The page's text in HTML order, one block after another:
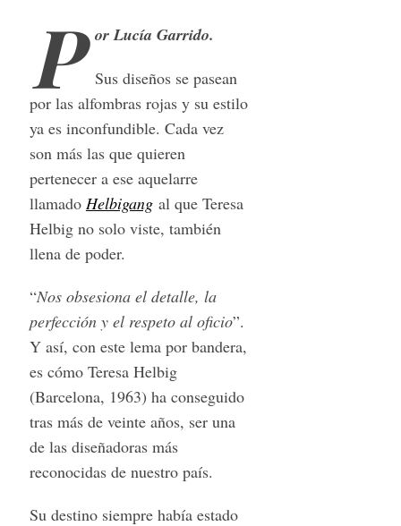
P or Lucía Garrido.
Sus diseños se pasean
por las alfombras rojas y su estilo
ya es inconfundible. Cada vez
son más las que quieren
pertenecer a ese aquelarre
llamado Helbigang al que Teresa
Helbig no solo viste, también
llena de poder.
“Nos obsesiona el detalle, la
perfección y el respeto al oficio”.
Y así, con este lema por bandera,
es cómo Teresa Helbig
(Barcelona, 1963) ha conseguido
tras más de veinte años, ser una
de las diseñadoras más
reconocidas de nuestro país.
Su destino siempre había estado